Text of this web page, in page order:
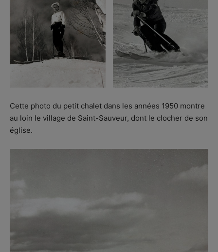
Cette photo du petit chalet dans les années 1950 montre
au loin le village de Saint-Sauveur, dont le clocher de son
église.